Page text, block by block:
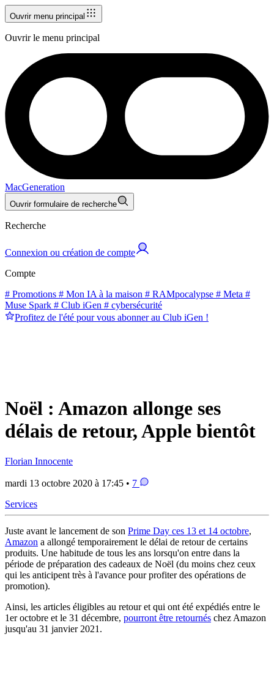
Ouvrir menu principal
Ouvrir le menu principal
MacGeneration
Ouvrir formulaire de recherche
Recherche
Connexion ou création de compte
Compte
# Promotions # Mon IA à la maison # RAMpocalypse # Meta #
Muse Spark # Club iGen # cybersécurité
Profitez de l'été pour vous abonner au Club iGen !
Noël : Amazon allonge ses
délais de retour, Apple bientôt
Florian Innocente
mardi 13 octobre 2020 à 17:45 • 7
Services
Juste avant le lancement de son Prime Day ces 13 et 14 octobre,
Amazon a allongé temporairement le délai de retour de certains
produits. Une habitude de tous les ans lorsqu'on entre dans la
période de préparation des cadeaux de Noël (du moins chez ceux
qui les anticipent très à l'avance pour profiter des opérations de
promotion).
Ainsi, les articles éligibles au retour et qui ont été expédiés entre le
1er octobre et le 31 décembre, pourront être retournés chez Amazon
jusqu'au 31 janvier 2021.